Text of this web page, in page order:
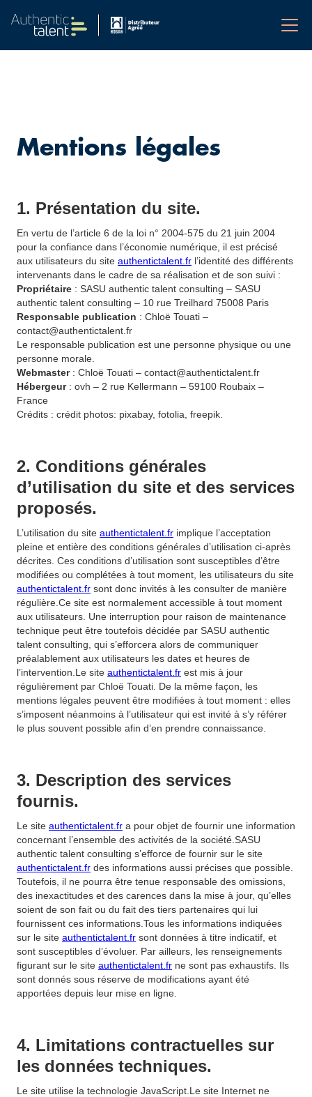
Mentions légales
1. Présentation du site.
En vertu de l’article 6 de la loi n° 2004-575 du 21 juin 2004
pour la confiance dans l’économie numérique, il est précisé
aux utilisateurs du site authentictalent.fr l’identité des différents
intervenants dans le cadre de sa réalisation et de son suivi :
Propriétaire : SASU authentic talent consulting – SASU
authentic talent consulting – 10 rue Treilhard 75008 Paris
Responsable publication : Chloë Touati –
contact@authentictalent.fr
Le responsable publication est une personne physique ou une
personne morale.
Webmaster: Chloë Touati – contact@authentictalent.fr
Hébergeur: ovh – 2 rue Kellermann – 59100 Roubaix –
France
Crédits : crédit photos: pixabay, fotolia, freepik.
2. Conditions générales
d’utilisation du site et des services
proposés.
L’utilisation du site authentictalent.fr implique l’acceptation
pleine et entière des conditions générales d’utilisation ci-après
décrites. Ces conditions d’utilisation sont susceptibles d’être
modifiées ou complétées à tout moment, les utilisateurs du site
authentictalent.fr sont donc invités à les consulter de manière
régulière.Ce site est normalement accessible à tout moment
aux utilisateurs. Une interruption pour raison de maintenance
technique peut être toutefois décidée par SASU authentic
talent consulting, qui s’efforcera alors de communiquer
préalablement aux utilisateurs les dates et heures de
l’intervention.Le site authentictalent.fr est mis à jour
régulièrement par Chloë Touati. De la même façon, les
mentions légales peuvent être modifiées à tout moment : elles
s’imposent néanmoins à l’utilisateur qui est invité à s’y référer
le plus souvent possible afin d’en prendre connaissance.
3. Description des services
fournis.
Le site authentictalent.fr a pour objet de fournir une information
concernant l’ensemble des activités de la société.SASU
authentic talent consulting s’efforce de fournir sur le site
authentictalent.fr des informations aussi précises que possible.
Toutefois, il ne pourra être tenue responsable des omissions,
des inexactitudes et des carences dans la mise à jour, qu’elles
soient de son fait ou du fait des tiers partenaires qui lui
fournissent ces informations.Tous les informations indiquées
sur le site authentictalent.fr sont données à titre indicatif, et
sont susceptibles d’évoluer. Par ailleurs, les renseignements
figurant sur le site authentictalent.fr ne sont pas exhaustifs. Ils
sont donnés sous réserve de modifications ayant été
apportées depuis leur mise en ligne.
4. Limitations contractuelles sur
les données techniques.
Le site utilise la technologie JavaScript.Le site Internet ne